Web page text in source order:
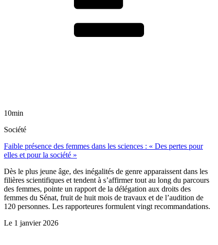
10min
Société
Faible présence des femmes dans les sciences : « Des pertes pour
elles et pour la société »
Dès le plus jeune âge, des inégalités de genre apparaissent dans les
filières scientifiques et tendent à s’affirmer tout au long du parcours
des femmes, pointe un rapport de la délégation aux droits des
femmes du Sénat, fruit de huit mois de travaux et de l’audition de
120 personnes. Les rapporteures formulent vingt recommandations.
Le 1 janvier 2026